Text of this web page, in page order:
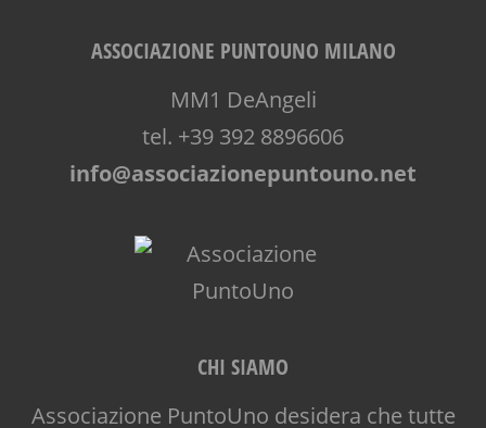
ASSOCIAZIONE PUNTOUNO MILANO
MM1 DeAngeli
tel. +39 392 8896606
info@associazionepuntouno.net
CHI SIAMO
Associazione PuntoUno desidera che tutte